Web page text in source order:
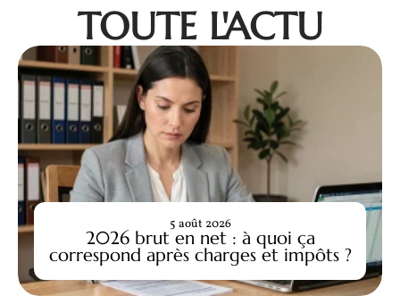
TOUTE L'ACTU
2026 brut en net : à quoi ça
correspond après charges et impôts ?
5 août 2026